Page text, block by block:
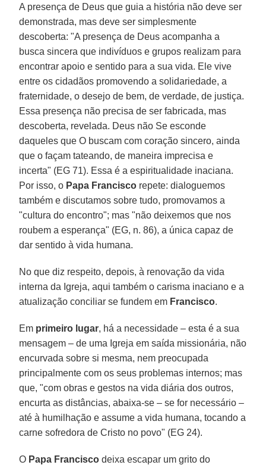
A presença de Deus que guia a história não deve ser
demonstrada, mas deve ser simplesmente
descoberta: "A presença de Deus acompanha a
busca sincera que indivíduos e grupos realizam para
encontrar apoio e sentido para a sua vida. Ele vive
entre os cidadãos promovendo a solidariedade, a
fraternidade, o desejo de bem, de verdade, de justiça.
Essa presença não precisa de ser fabricada, mas
descoberta, revelada. Deus não Se esconde
daqueles que O buscam com coração sincero, ainda
que o façam tateando, de maneira imprecisa e
incerta" (EG 71). Essa é a espiritualidade inaciana.
Por isso, o Papa Francisco repete: dialoguemos
também e discutamos sobre tudo, promovamos a
"cultura do encontro"; mas "não deixemos que nos
roubem a esperança" (EG, n. 86), a única capaz de
dar sentido à vida humana.
No que diz respeito, depois, à renovação da vida
interna da Igreja, aqui também o carisma inaciano e a
atualização conciliar se fundem em Francisco.
Em primeiro lugar, há a necessidade – esta é a sua
mensagem – de uma Igreja em saída missionária, não
encurvada sobre si mesma, nem preocupada
principalmente com os seus problemas internos; mas
que, "com obras e gestos na vida diária dos outros,
encurta as distâncias, abaixa-se – se for necessário –
até à humilhação e assume a vida humana, tocando a
carne sofredora de Cristo no povo" (EG 24).
O Papa Francisco deixa escapar um grito do